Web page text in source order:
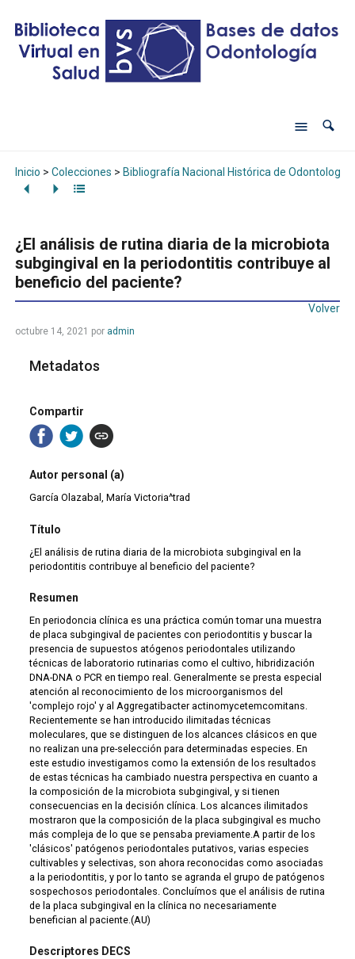
Inicio > Colecciones > Bibliografía Nacional Histórica de Odontología
¿El análisis de rutina diaria de la microbiota
subgingival en la periodontitis contribuye al
beneficio del paciente?
Volver
octubre 14, 2021 por admin
Metadatos
Compartir
Autor personal (a)
García Olazabal, María Victoria^trad
Título
¿El análisis de rutina diaria de la microbiota subgingival en la
periodontitis contribuye al beneficio del paciente?
Resumen
En periodoncia clínica es una práctica común tomar una muestra
de placa subgingival de pacientes con periodontitis y buscar la
presencia de supuestos atógenos periodontales utilizando
técnicas de laboratorio rutinarias como el cultivo, hibridización
DNA-DNA o PCR en tiempo real. Generalmente se presta especial
atención al reconocimiento de los microorganismos del
'complejo rojo' y al Aggregatibacter actinomycetemcomitans.
Recientemente se han introducido ilimitadas técnicas
moleculares, que se distinguen de los alcances clásicos en que
no realizan una pre-selección para determinadas especies. En
este estudio investigamos como la extensión de los resultados
de estas técnicas ha cambiado nuestra perspectiva en cuanto a
la composición de la microbiota subgingival, y si tienen
consecuencias en la decisión clínica. Los alcances ilimitados
mostraron que la composición de la placa subgingival es mucho
más compleja de lo que se pensaba previamente.A partir de los
'clásicos' patógenos periodontales putativos, varias especies
cultivables y selectivas, son ahora reconocidas como asociadas
a la periodontitis, y por lo tanto se agranda el grupo de patógenos
sospechosos periodontales. Concluímos que el análisis de rutina
de la placa subgingival en la clínica no necesariamente
benefician al paciente.(AU)
Descriptores DECS